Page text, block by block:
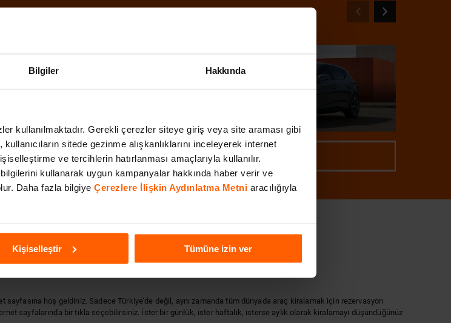
Bilgiler Hakkında
kullanılmaktadır. Gerekli çerezler siteye giriş veya site araması gibi
sitede gezinme alışkanlıklarını inceleyerek internet
ve tercihlerin hatırlanması amaçlarıyla kullanılır.
kullanarak uygun kampanyalar hakkında haber verir ve
Daha fazla bilgiye Çerezlere İlişkin Aydınlatma Metni aracılığıyla
Kişiselleştir Tümüne izin ver
C 200 d İncelemesi
DEVAMI
sayfasına hoş geldiniz. Sadece Türkiye’de değil, aynı zamanda tüm dünyada araç kiralamak için rezervasyon
sayfalarında bir tıkla seçebilirsiniz. İster bir günlük, ister haftalık, isterse aylık olarak kiralamayı düşündüğünüz